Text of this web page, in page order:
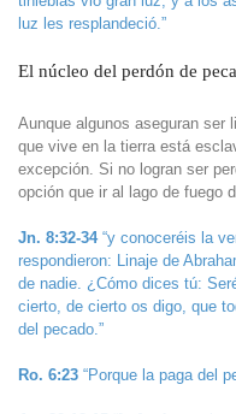
luz les resplandeció.”
El núcleo del perdón de
Aunque algunos aseguran ser
que vive en la tierra está
excepción. Si no logran ser
opción que ir al lago de fuego
Jn. 8:32-34“y conoceréis la
respondieron: Linaje de
de nadie. ¿Cómo dices tú:
cierto, de cierto os digo, que
del pecado.”
Ro. 6:23 “Porque la paga del